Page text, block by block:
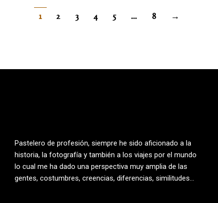
1 2 3 4 5 … 8 →
Pastelero de profesión, siempre he sido aficionado a la
historia, la fotografía y también a los viajes por el mundo
lo cual me ha dado una perspectiva muy amplia de las
gentes, costumbres, creencias, diferencias, similitudes…